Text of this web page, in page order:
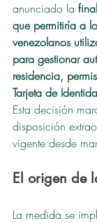
anunciado la
que permitiría a
venezolanos
para gestionar
residencia,
Tarjeta de
Esta decisión
disposición
vigente desde
El origen de
La medida se